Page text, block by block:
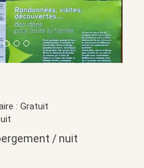
: Gratuit
/ nuit